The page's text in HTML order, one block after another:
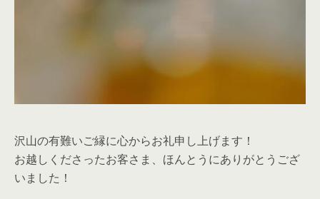
沢山の有難いご縁に心からお礼申し上げます！
お越しくださったお客さま、ほんとうにありがとうござ
いました！